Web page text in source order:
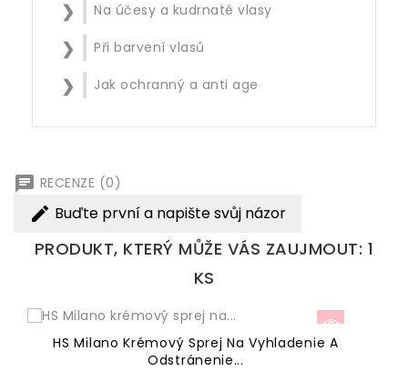
Na účesy a kudrnaté vlasy
Při barvení vlasů
Jak ochranný a anti age
chat RECENZE (0)
edit Buďte první a napište svůj názor
PRODUKT, KTERÝ MŮŽE VÁS ZAUJMOUT: 1
KS
HS Milano Krémový Sprej Na Vyhladenie A
Odstránenie...